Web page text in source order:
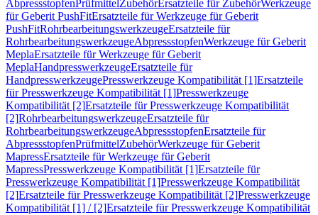
AbpressstopfenPrüfmittelZubehörErsatzteile für ZubehörWerkzeuge
für Geberit PushFitErsatzteile für Werkzeuge für Geberit
PushFitRohrbearbeitungswerkzeugeErsatzteile für
RohrbearbeitungswerkzeugeAbpressstopfenWerkzeuge für Geberit
MeplaErsatzteile für Werkzeuge für Geberit
MeplaHandpresswerkzeugeErsatzteile für
HandpresswerkzeugePresswerkzeuge Kompatibilität [1]Ersatzteile
für Presswerkzeuge Kompatibilität [1]Presswerkzeuge
Kompatibilität [2]Ersatzteile für Presswerkzeuge Kompatibilität
[2]RohrbearbeitungswerkzeugeErsatzteile für
RohrbearbeitungswerkzeugeAbpressstopfenErsatzteile für
AbpressstopfenPrüfmittelZubehörWerkzeuge für Geberit
MapressErsatzteile für Werkzeuge für Geberit
MapressPresswerkzeuge Kompatibilität [1]Ersatzteile für
Presswerkzeuge Kompatibilität [1]Presswerkzeuge Kompatibilität
[2]Ersatzteile für Presswerkzeuge Kompatibilität [2]Presswerkzeuge
Kompatibilität [1] / [2]Ersatzteile für Presswerkzeuge Kompatibilität